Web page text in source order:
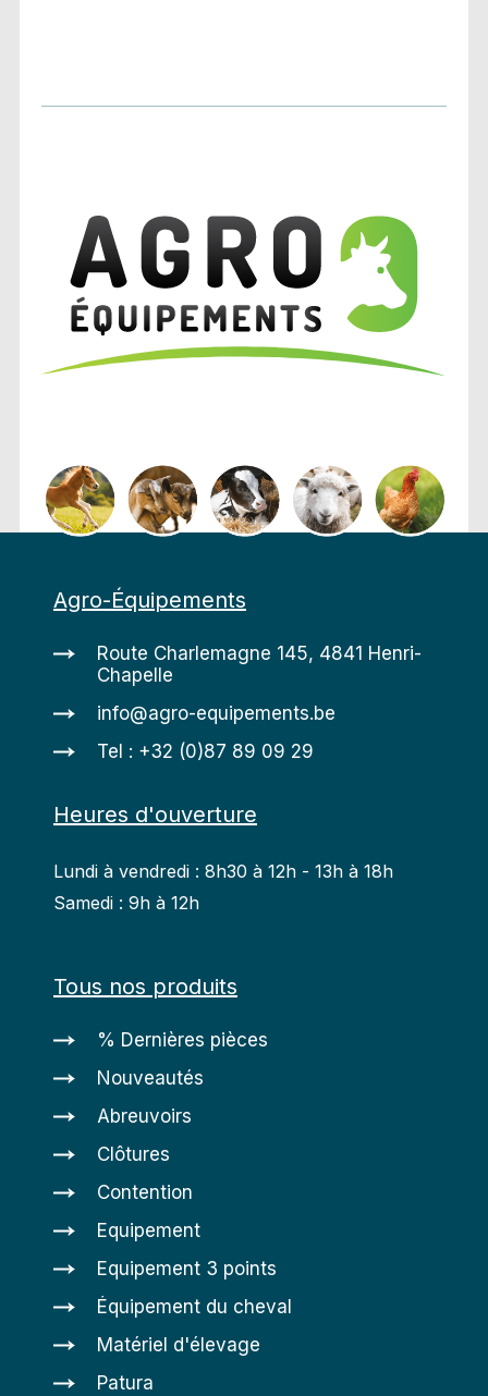
Agro-Équipements
Route Charlemagne 145, 4841 Henri-
Chapelle
info@agro-equipements.be
Tel : +32 (0)87 89 09 29
Heures d'ouverture
Lundi à vendredi : 8h30 à 12h - 13h à 18h
Samedi : 9h à 12h
Tous nos produits
% Dernières pièces
Nouveautés
Abreuvoirs
Clôtures
Contention
Equipement
Equipement 3 points
Équipement du cheval
Matériel d'élevage
Patura